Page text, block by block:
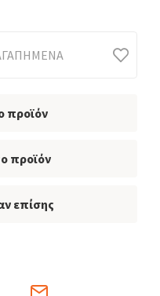
προϊόν
προϊόν
επίσης